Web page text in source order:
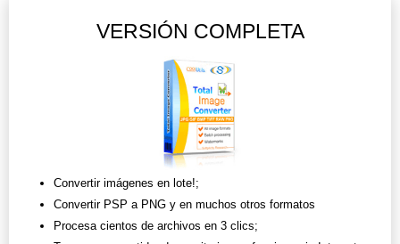
VERSIÓN COMPLETA
Convertir imágenes en lote!;
Convertir PSP a PNG y en muchos otros formatos
Procesa cientos de archivos en 3 clics;